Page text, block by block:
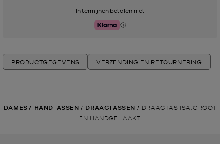
In termijnen betalen met
Klarna
PRODUCTGEGEVENS VERZENDING EN RETOURNERING
DAMES / HANDTASSEN / DRAAGTASSEN / DRAAGTAS ISA, GROOT
EN HANDGEHAAKT